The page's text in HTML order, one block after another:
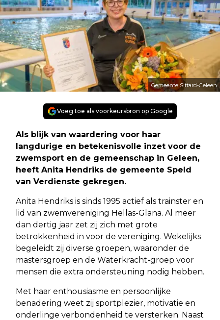
Gemeente Sittard-Geleen
Voeg toe als voorkeursbron op Google
Als blijk van waardering voor haar
langdurige en betekenisvolle inzet voor de
zwemsport en de gemeenschap in Geleen,
heeft Anita Hendriks de gemeente Speld
van Verdienste gekregen.
Anita Hendriks is sinds 1995 actief als trainster en
lid van zwemvereniging Hellas-Glana. Al meer
dan dertig jaar zet zij zich met grote
betrokkenheid in voor de vereniging. Wekelijks
begeleidt zij diverse groepen, waaronder de
mastersgroep en de Waterkracht-groep voor
mensen die extra ondersteuning nodig hebben.
Met haar enthousiasme en persoonlijke
benadering weet zij sportplezier, motivatie en
onderlinge verbondenheid te versterken. Naast